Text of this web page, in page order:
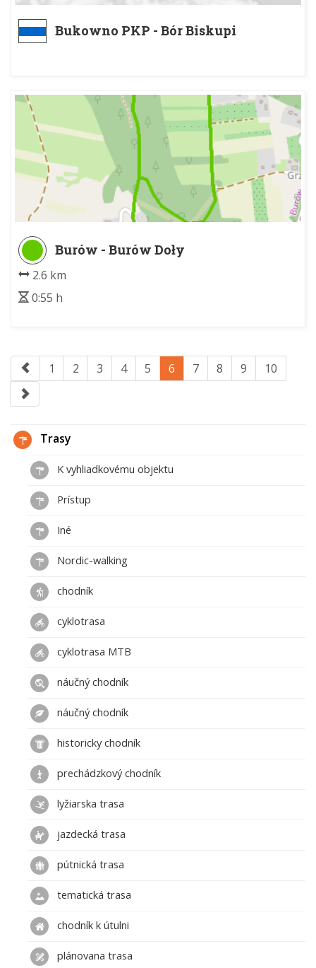
Bukowno PKP - Bór Biskupi
Burów - Burów Doły
2.6 km
0:55 h
1 2 3 4 5 6 7 8 9 10
Trasy
K vyhliadkovému objektu
Prístup
Iné
Nordic-walking
chodník
cyklotrasa
cyklotrasa MTB
náučný chodník
náučný chodník
historicky chodník
prechádzkový chodník
lyžiarska trasa
jazdecká trasa
pútnická trasa
tematická trasa
chodník k útulni
plánovana trasa